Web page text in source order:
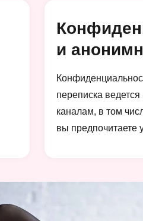
и
переписка
каналам, в том
вы предпочитаете